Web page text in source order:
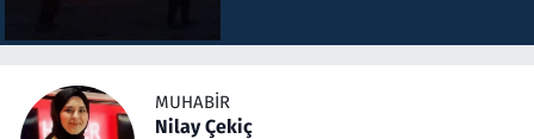
MUHABIR
Nilay Çekiç